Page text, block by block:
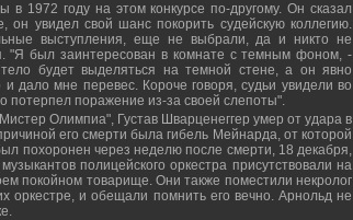
1972 году на этом конкурсе по-другому. Он сказал
увидел свой шанс покорить судейскую коллегию.
выступления, еще не выбрали, да и никто не
"Я был заинтересован в комнате с темным фоном, -
будет выделяться на темной стене, а он явно
дало мне перевес. Короче говоря, судьи увидели во
потерпел поражение из-за своей слепоты".
Олимпиа", Густав Шварценеггер умер от удара в
его смерти была гибель Мейнарда, от которой
похоронен через неделю после смерти, 18 декабря,
полицейского оркестра присутствовали на
покойном товарище. Они также поместили некролог
оркестре, и обещали помнить его вечно. Арнольд не